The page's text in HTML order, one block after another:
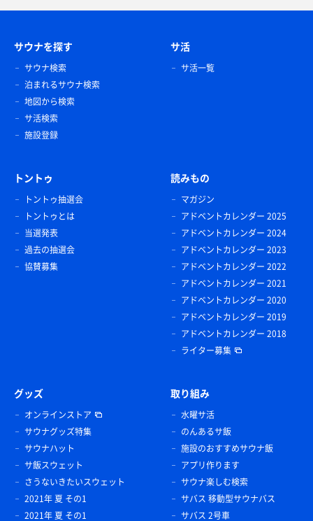
サウナを探す
サウナ検索
泊まれるサウナ検索
地図から検索
サ活検索
施設登録
サ活
サ活一覧
トントゥ
トントゥ抽選会
トントゥとは
当選発表
過去の抽選会
協賛募集
読みもの
マガジン
アドベントカレンダー 2025
アドベントカレンダー 2024
アドベントカレンダー 2023
アドベントカレンダー 2022
アドベントカレンダー 2021
アドベントカレンダー 2020
アドベントカレンダー 2019
アドベントカレンダー 2018
ライター募集
グッズ
オンラインストア
サウナグッズ特集
サウナハット
サ飯スウェット
さうないきたいスウェット
2021年 夏 その1
2021年 夏 その1
取り組み
水曜サ活
のんあるサ飯
施設のおすすめサウナ飯
アプリ作ります
サウナ楽しむ検索
サバス 移動型サウナバス
サバス 2号車